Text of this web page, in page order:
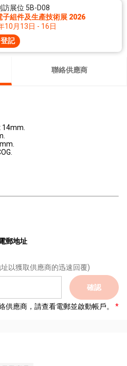
訪展位 5B-D08
子組件及生產技術展 2026
10月13日 - 16日
記
聯絡供應商
郵地址
以獲取供應商的迅速回覆)
確認
供應商，請查看電郵並啟動帳戶。